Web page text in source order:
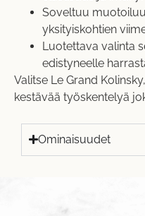
Soveltuu
yksityiskohtien
Luotettava valinta
edistyneelle
Valitse Le Grand
kestävää työskentelyä
Ominaisuudet